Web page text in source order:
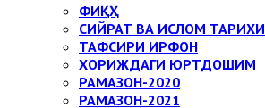
ФИҚҲ
СИЙРАТ ВА ИСЛОМ ТАРИХИ
ТАФСИРИ ИРФОН
ХОРИЖДАГИ ЮРТДОШИМ
РАМАЗОН-2020
РАМАЗОН-2021